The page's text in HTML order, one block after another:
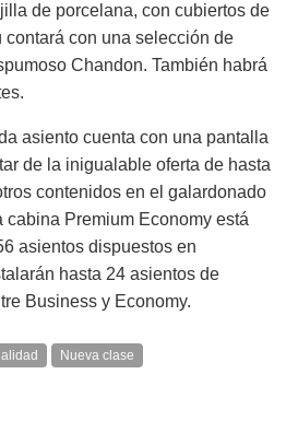
de porcelana, con cubiertos de
con una selección de
Chandon. También habrá
asiento cuenta con una pantalla
de la inigualable oferta de hasta
contenidos en el galardonado
Premium Economy está
asientos dispuestos en
hasta 24 asientos de
Business y Economy.
Nueva clase